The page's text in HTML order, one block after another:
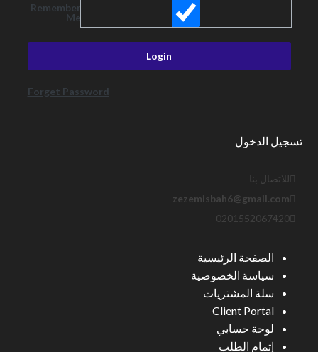
Remember
Me
Forget Password
تسجيل الدخول
للاتصال بنا
zezemisbah6@gmail.com
0201552067420
الصفحة الرئيسية
سياسة الخصوصية
سلة المشتريات
Client Portal
لوحة حسابي
إتمام الطلب